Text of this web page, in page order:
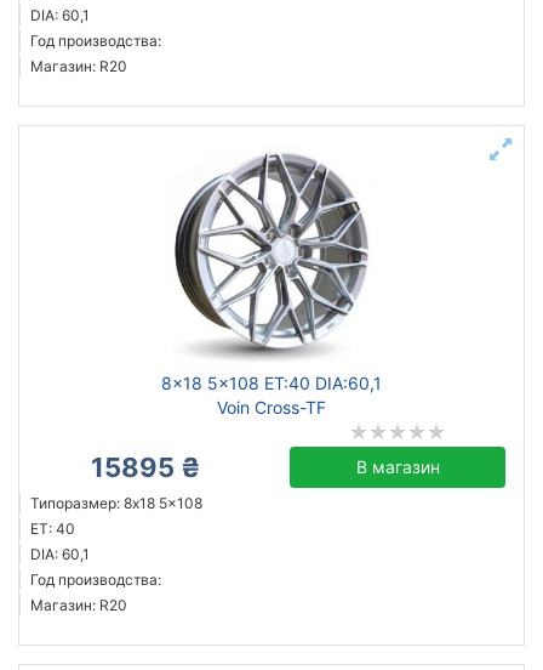
DIA: 60,1
Год производства:
Магазин: R20
8x18 5x108 ET:40 DIA:60,1
Voin Cross-TF
15895 ₴ В магазин
Типоразмер: 8x18 5x108
ET: 40
DIA: 60,1
Год производства:
Магазин: R20